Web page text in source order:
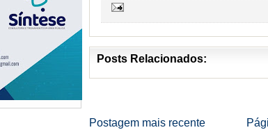
Posts Relacionados:
Postagem mais recente